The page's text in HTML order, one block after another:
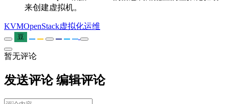
来创建虚拟机。
KVMOpenStack虚拟化运维
豆
暂无评论
发送评论 编辑评论